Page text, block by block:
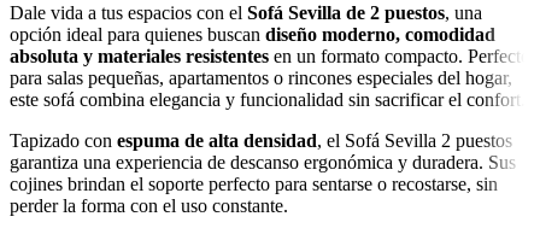
Dale vida a tus espacios con el Sofá Sevilla de 2 puestos, una
opción ideal para quienes buscan diseño moderno, comodidad
absoluta y materiales resistentes en un formato compacto. Perfecto
para salas pequeñas, apartamentos o rincones especiales del hogar,
este sofá combina elegancia y funcionalidad sin sacrificar el confort.
Tapizado con espuma de alta densidad, el Sofá Sevilla 2 puestos
garantiza una experiencia de descanso ergonómica y duradera. Sus
cojines brindan el soporte perfecto para sentarse o recostarse, sin
perder la forma con el uso constante.